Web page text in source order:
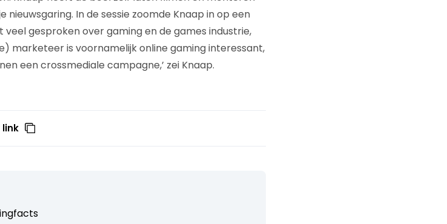
In de sessie zoomde Knaap in op een
veel gesproken over gaming en de games industrie,
marketeer is voornamelijk online gaming interessant,
een crossmediale campagne,’ zei Knaap.
link